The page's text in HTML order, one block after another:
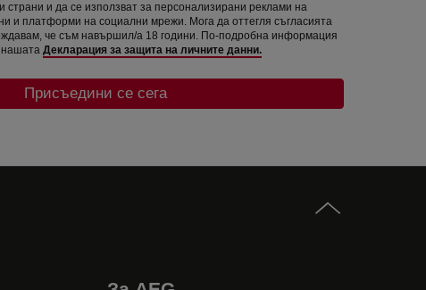
страни и да се използват за персонализирани реклами на
и платформи на социални мрежи. Мога да оттегля съгласията
че съм навършил/а 18 години. По-подробна информация
Декларация за защита на личните данни.
Присъедини се сега